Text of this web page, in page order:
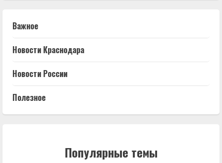
Важное
Новости Краснодара
Новости России
Полезное
Популярные темы